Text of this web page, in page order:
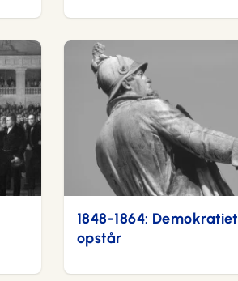
1848-1864: Demokratiet
opstår